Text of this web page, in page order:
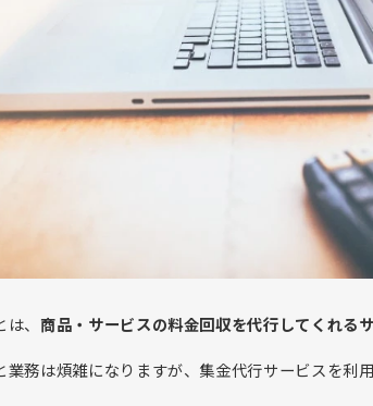
は、商品・サービスの料金回収を代行してくれる
務は煩雑になりますが、集金代行サービスを利用